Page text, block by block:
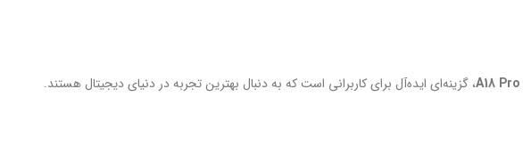
A18 Pro، گزینه‌ای ایده‌آل برای کاربرانی است که به دنبال بهترین تجربه در دنیای دیجیتال هستند.